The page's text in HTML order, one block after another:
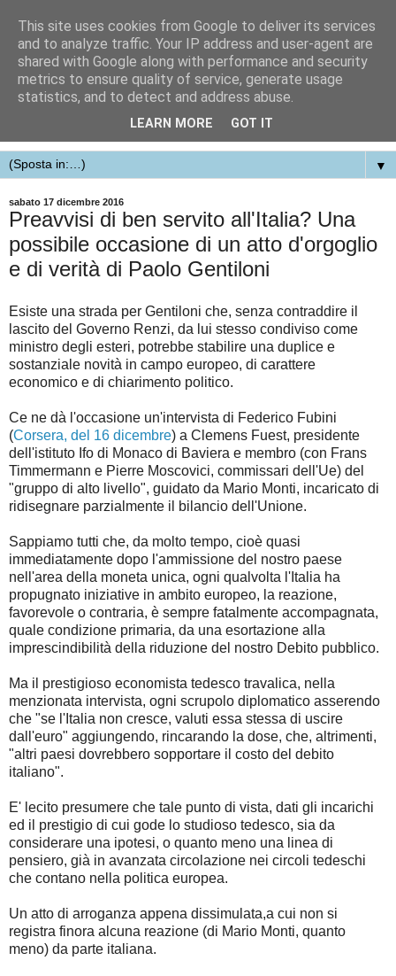
▼
sabato 17 dicembre 2016
Preavvisi di ben servito all'Italia? Una
possibile occasione di un atto d'orgoglio
e di verità di Paolo Gentiloni
Esiste una strada per Gentiloni che, senza contraddire il
lascito del Governo Renzi, da lui stesso condiviso come
ministro degli esteri, potrebbe stabilire una duplice e
sostanziale novità in campo europeo, di carattere
economico e di chiarimento politico.
Ce ne dà l'occasione un'intervista di Federico Fubini
(Corsera, del 16 dicembre) a Clemens Fuest, presidente
dell'istituto Ifo di Monaco di Baviera e membro (con Frans
Timmermann e Pierre Moscovici, commissari dell'Ue) del
"gruppo di alto livello", guidato da Mario Monti, incaricato di
ridisegnare parzialmente il bilancio dell'Unione.
Sappiamo tutti che, da molto tempo, cioè quasi
immediatamente dopo l'ammissione del nostro paese
nell'area della moneta unica, ogni qualvolta l'Italia ha
propugnato iniziative in ambito europeo, la reazione,
favorevole o contraria, è sempre fatalmente accompagnata,
quale condizione primaria, da una esortazione alla
imprescindibilità della riduzione del nostro Debito pubblico.
Ma il prestigioso economista tedesco travalica, nella
menzionata intervista, ogni scrupolo diplomatico asserendo
che "se l'Italia non cresce, valuti essa stessa di uscire
dall'euro" aggiungendo, rincarando la dose, che, altrimenti,
"altri paesi dovrebbero sopportare il costo del debito
italiano".
E' lecito presumere che tale punto di vista, dati gli incarichi
ed il prestigio di cui gode lo studioso tedesco, sia da
considerare una ipotesi, o quanto meno una linea di
pensiero, già in avanzata circolazione nei circoli tedeschi
che contano nella politica europea.
Un atto di arroganza appena dissimulata,a cui non si
registra finora alcuna reazione (di Mario Monti, quanto
meno) da parte italiana.
This site uses cookies from Google to deliver its services
and to analyze traffic. Your IP address and user-agent are
shared with Google along with performance and security
metrics to ensure quality of service, generate usage
statistics, and to detect and address abuse.
LEARN MORE GOT IT